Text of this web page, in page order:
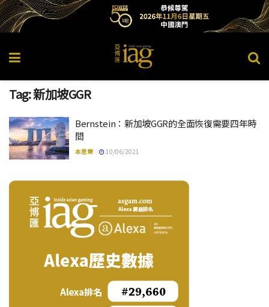
Tag:新加坡GGR
Bernstein：新加坡GGR的全面恢復需要四年時
間
本思齊 10/06/2021